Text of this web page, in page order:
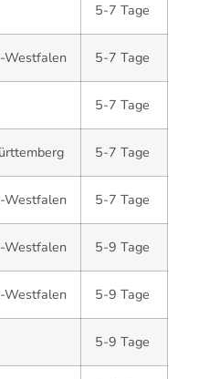
5-7 Tage
Westfalen 5-7 Tage
5-7 Tage
5-7 Tage
Westfalen 5-7 Tage
Westfalen 5-9 Tage
Westfalen 5-9 Tage
5-9 Tage